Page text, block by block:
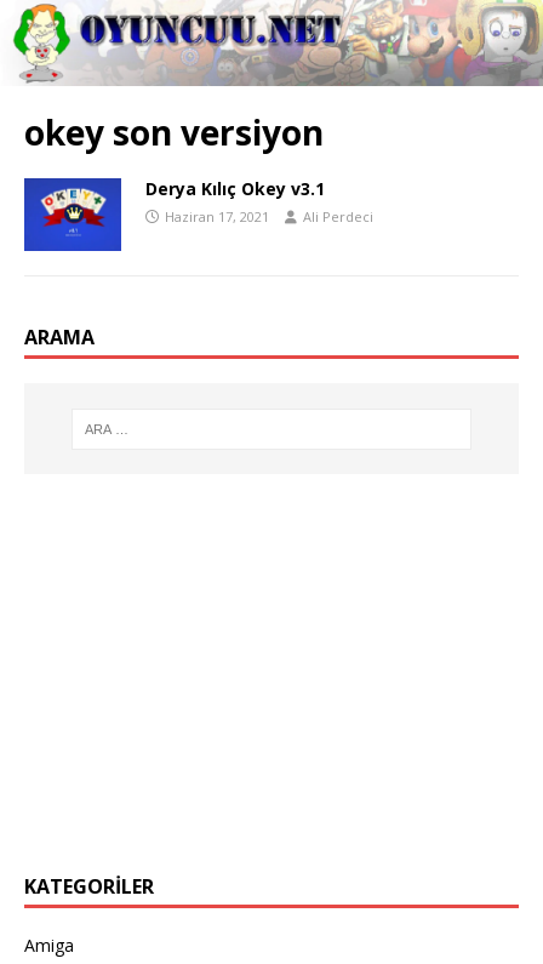
okey son versiyon
Derya Kılıç Okey v3.1
Haziran 17, 2021 Ali Perdeci
ARAMA
KATEGORILER
Amiga